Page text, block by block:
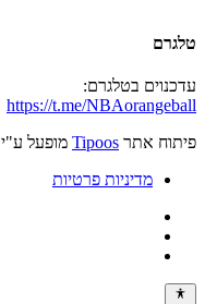
טלגרם
עדכנוים בטלגרם:
https://t.me/NBAorangeball
פיתוח אתר Tipoos מופעל ע"י
מדיניות פרטיות